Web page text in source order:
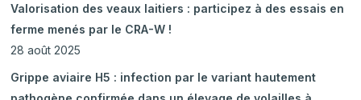
Valorisation des veaux laitiers : participez à des essais en
ferme menés par le CRA-W !
28 août 2025
Grippe aviaire H5 : infection par le variant hautement